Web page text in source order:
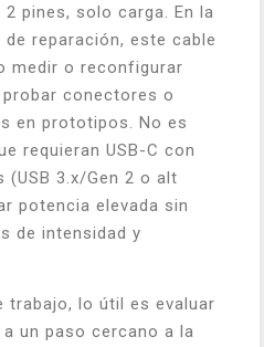
pines, solo carga. En la
reparación, este cable
medir o reconfigurar
conectores o
en prototipos. No es
requieran USB-C con
(USB 3.x/Gen 2 o alt
potencia elevada sin
de intensidad y
trabajo, lo útil es evaluar
un paso cercano a la